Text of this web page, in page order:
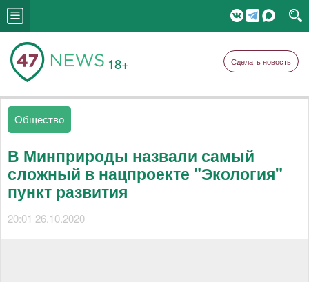
18+ Сделать новость
Общество
В Минприроды назвали самый
сложный в нацпроекте "Экология"
пункт развития
20:01 26.10.2020